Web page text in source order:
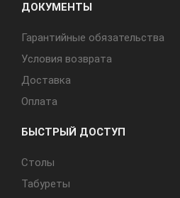
ДОКУМЕНТЫ
Гарантийные обязательства
Условия возврата
Доставка
Оплата
БЫСТРЫЙ ДОСТУП
Cтолы
Табуреты